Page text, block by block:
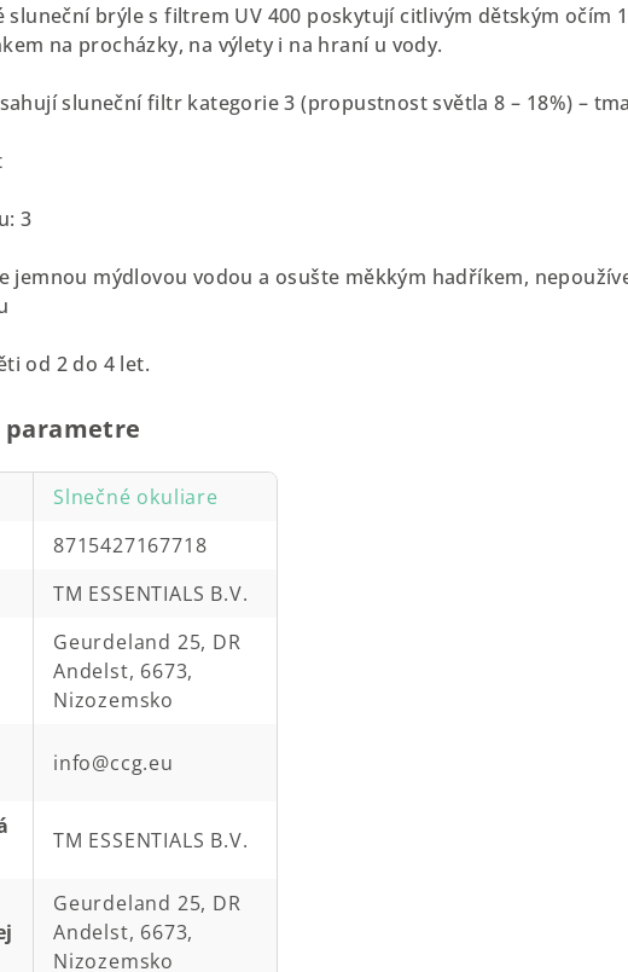
sluneční brýle s filtrem UV 400 poskytují citlivým dětským očím
na procházky, na výlety i na hraní u vody.
sluneční filtr kategorie 3 (propustnost světla 8 – 18%) –
3
jemnou mýdlovou vodou a osušte měkkým hadříkem,
od 2 do 4 let.
parametre
Slnečné okuliare
8715427167718
TM ESSENTIALS B.V.
Geurdeland 25, DR
Andelst, 6673,
Nizozemsko
info@ccg.eu
TM ESSENTIALS B.V.
Geurdeland 25, DR
Andelst, 6673,
Nizozemsko